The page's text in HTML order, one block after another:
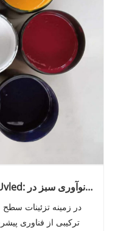
در زمینه تزئینات سطح
ترکیبی از فناوری